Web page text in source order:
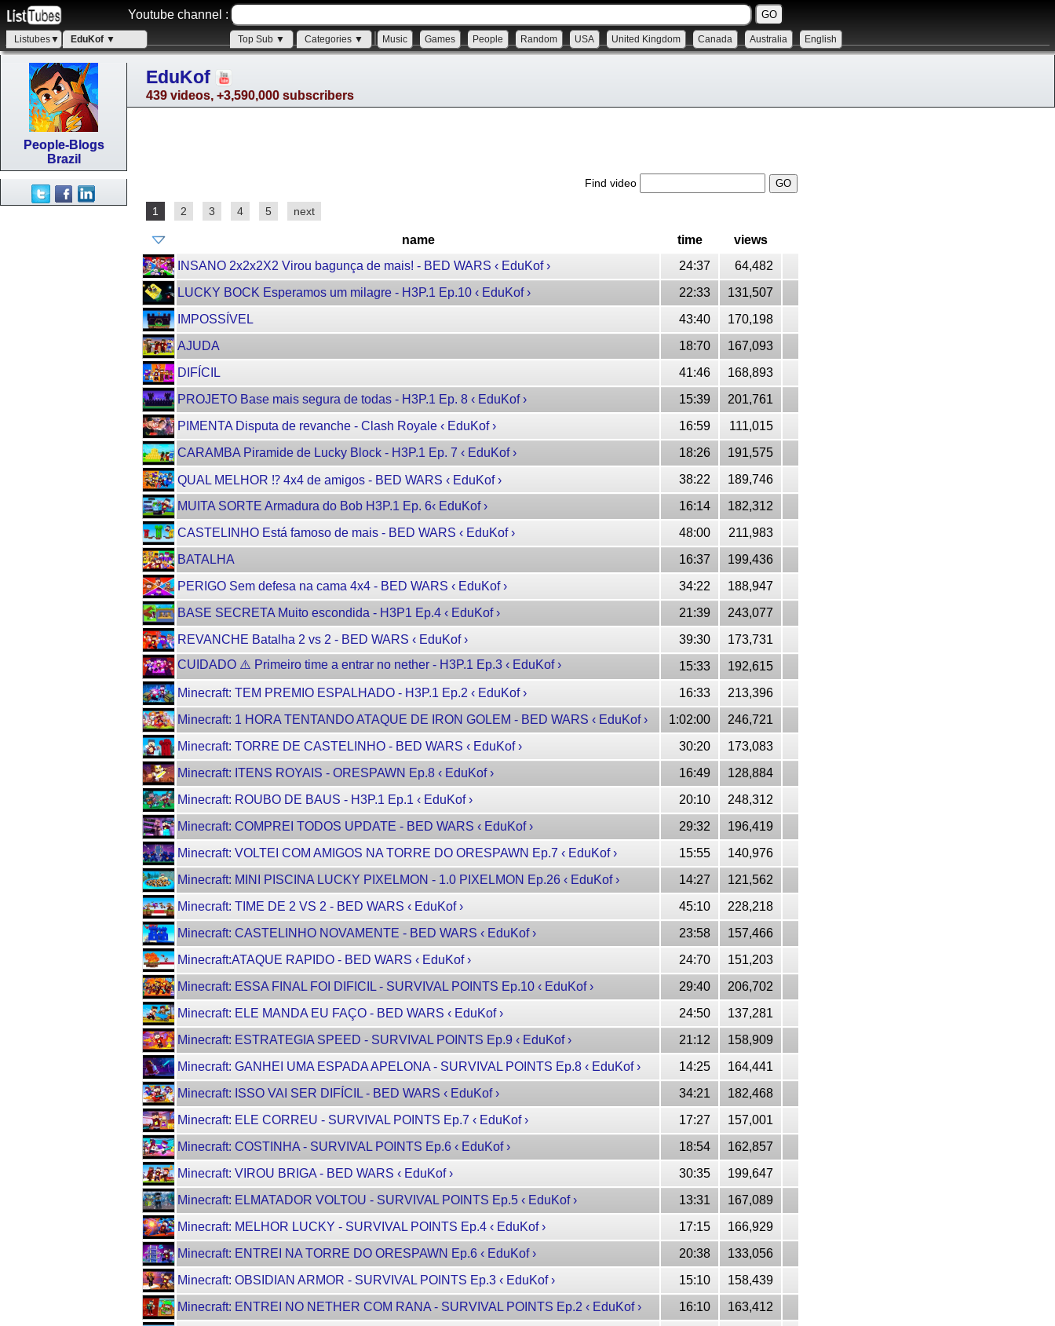
Youtube channel :
Listubes▼ EduKof ▼ Top Sub ▼ Categories ▼ Music Games People Random USA United Kingdom Canada Australia English
People-Blogs
Brazil
EduKof
439 videos, +3,590,000 subscribers
Find video
1 2 3 4 5 next
name time
views
INSANO 2x2x2X2 Virou bagunça de mais! - BED WARS ‹ EduKof ›
24:37
64,482
LUCKY BOCK Esperamos um milagre - H3P.1 Ep.10 ‹ EduKof ›
22:33
131,507
IMPOSSÍVEL
43:40
170,198
AJUDA
18:70
167,093
DIFÍCIL
41:46
168,893
PROJETO Base mais segura de todas - H3P.1 Ep. 8 ‹ EduKof ›
15:39
201,761
PIMENTA Disputa de revanche - Clash Royale ‹ EduKof ›
16:59
111,015
CARAMBA Piramide de Lucky Block - H3P.1 Ep. 7 ‹ EduKof ›
18:26 191,575
QUAL MELHOR ⁉️ 4x4 de amigos - BED WARS ‹ EduKof › 38:22
189,746
MUITA SORTE Armadura do Bob H3P.1 Ep. 6‹ EduKof ›
16:14
182,312
CASTELINHO Está famoso de mais - BED WARS ‹ EduKof ›
48:00
211,983
BATALHA
16:37
199,436
PERIGO Sem defesa na cama 4x4 - BED WARS ‹ EduKof ›
34:22
188,947
BASE SECRETA Muito escondida - H3P1 Ep.4 ‹ EduKof ›
21:39
243,077
REVANCHE Batalha 2 vs 2 - BED WARS ‹ EduKof ›
39:30
173,731
CUIDADO ⚠️ Primeiro time a entrar no nether - H3P.1 Ep.3 ‹ EduKof ›
15:33
192,615
Minecraft: TEM PREMIO ESPALHADO - H3P.1 Ep.2 ‹ EduKof ›
16:33
213,396
Minecraft: 1 HORA TENTANDO ATAQUE DE IRON GOLEM - BED WARS ‹ EduKof ›
1:02:00
246,721
Minecraft: TORRE DE CASTELINHO - BED WARS ‹ EduKof ›
30:20
173,083
Minecraft: ITENS ROYAIS - ORESPAWN Ep.8 ‹ EduKof ›
16:49
128,884
Minecraft: ROUBO DE BAUS - H3P.1 Ep.1 ‹ EduKof ›
20:10
248,312
Minecraft: COMPREI TODOS UPDATE - BED WARS ‹ EduKof ›
29:32
196,419
Minecraft: VOLTEI COM AMIGOS NA TORRE DO ORESPAWN Ep.7 ‹ EduKof ›
15:55
140,976
Minecraft: MINI PISCINA LUCKY PIXELMON - 1.0 PIXELMON Ep.26 ‹ EduKof ›
14:27
121,562
Minecraft: TIME DE 2 VS 2 - BED WARS ‹ EduKof ›
45:10
228,218
Minecraft: CASTELINHO NOVAMENTE - BED WARS ‹ EduKof ›
23:58
157,466
Minecraft:ATAQUE RAPIDO - BED WARS ‹ EduKof ›
24:70
151,203
Minecraft: ESSA FINAL FOI DIFICIL - SURVIVAL POINTS Ep.10 ‹ EduKof ›
29:40
206,702
Minecraft: ELE MANDA EU FAÇO - BED WARS ‹ EduKof ›
24:50
137,281
Minecraft: ESTRATEGIA SPEED - SURVIVAL POINTS Ep.9 ‹ EduKof ›
21:12
158,909
Minecraft: GANHEI UMA ESPADA APELONA - SURVIVAL POINTS Ep.8 ‹ EduKof ›
14:25
164,441
Minecraft: ISSO VAI SER DIFÍCIL - BED WARS ‹ EduKof ›
34:21
182,468
Minecraft: ELE CORREU - SURVIVAL POINTS Ep.7 ‹ EduKof ›
17:27
157,001
Minecraft: COSTINHA - SURVIVAL POINTS Ep.6 ‹ EduKof ›
18:54
162,857
Minecraft: VIROU BRIGA - BED WARS ‹ EduKof ›
30:35
199,647
Minecraft: ELMATADOR VOLTOU - SURVIVAL POINTS Ep.5 ‹ EduKof ›
13:31
167,089
Minecraft: MELHOR LUCKY - SURVIVAL POINTS Ep.4 ‹ EduKof ›
17:15
166,929
Minecraft: ENTREI NA TORRE DO ORESPAWN Ep.6 ‹ EduKof ›
20:38
133,056
Minecraft: OBSIDIAN ARMOR - SURVIVAL POINTS Ep.3 ‹ EduKof ›
15:10
158,439
Minecraft: ENTREI NO NETHER COM RANA - SURVIVAL POINTS Ep.2 ‹ EduKof ›
16:10
163,412